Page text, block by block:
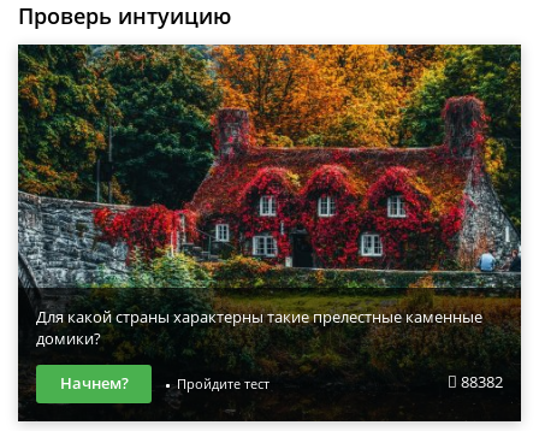
Проверь интуицию
Для какой страны характерны такие прелестные каменные
домики?
88382
Начнем? Пройдите тест